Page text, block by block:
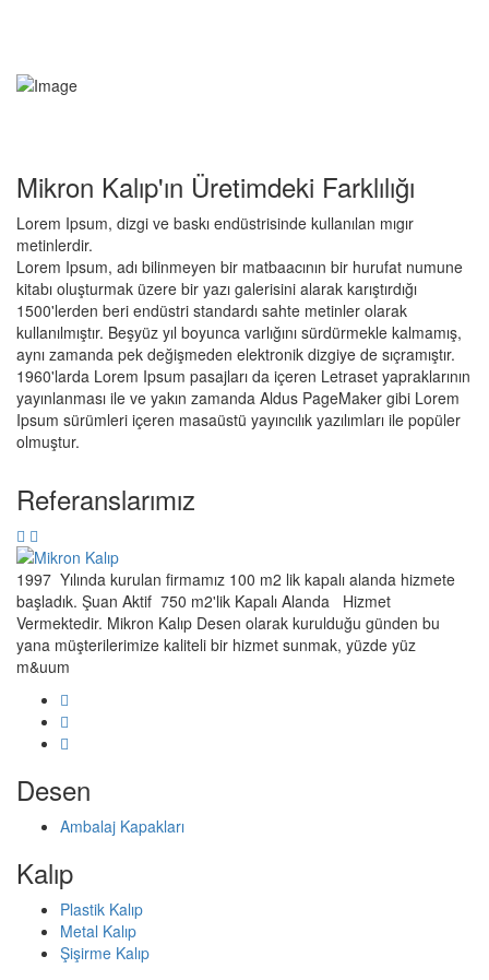
Mikron Kalıp'ın Üretimdeki Farklılığı
Lorem Ipsum, dizgi ve baskı endüstrisinde kullanılan mıgır
metinlerdir.
Lorem Ipsum, adı bilinmeyen bir matbaacının bir hurufat numune
kitabı oluşturmak üzere bir yazı galerisini alarak karıştırdığı
1500'lerden beri endüstri standardı sahte metinler olarak
kullanılmıştır. Beşyüz yıl boyunca varlığını sürdürmekle kalmamış,
aynı zamanda pek değişmeden elektronik dizgiye de sıçramıştır.
1960'larda Lorem Ipsum pasajları da içeren Letraset yapraklarının
yayınlanması ile ve yakın zamanda Aldus PageMaker gibi Lorem
Ipsum sürümleri içeren masaüstü yayıncılık yazılımları ile popüler
olmuştur.
Referanslarımız
1997 Yılında kurulan firmamız 100 m2 lik kapalı alanda hizmete
başladık. Şuan Aktif 750 m2'lik Kapalı Alanda Hizmet
Vermektedir. Mikron Kalıp Desen olarak kurulduğu günden bu
yana müşterilerimize kaliteli bir hizmet sunmak, yüzde yüz
m&uum
Desen
Ambalaj Kapakları
Kalıp
Plastik Kalıp
Metal Kalıp
Şişirme Kalıp